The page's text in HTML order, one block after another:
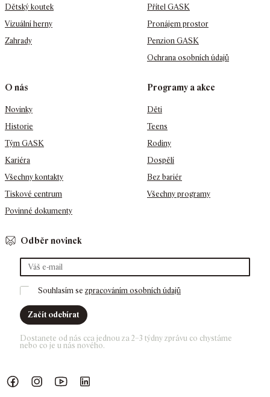
Dětský koutek
Vizuální herny
Zahrady
Přítel GASK
Pronájem prostor
Penzion GASK
Ochrana osobních údajů
O nás
Novinky
Historie
Tým GASK
Kariéra
Všechny kontakty
Tiskové centrum
Povinné dokumenty
Programy a akce
Děti
Teens
Rodiny
Dospělí
Bez bariér
Všechny programy
Odběr novinek
Souhlasím se zpracováním osobních údajů
Začít odebírat
Dostanete od nás cca jednou za 2–3 týdny zprávu co chystáme
nebo co je u nás nového.
Náš FacebookGASK InstagramGASK YouTube kanál